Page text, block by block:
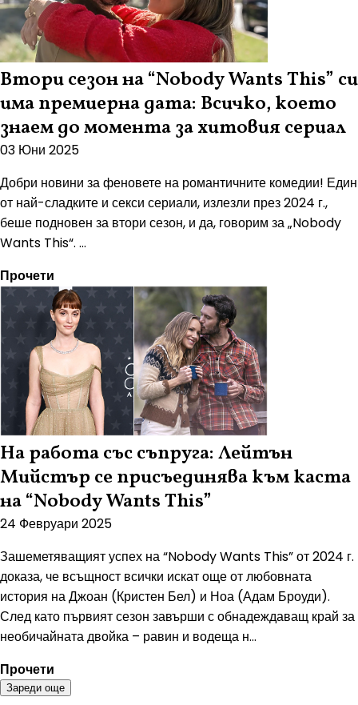
Втори сезон на “Nobody Wants This” си
има премиерна дата: Всичко, което
знаем до момента за хитовия сериал
03 Юни 2025
Добри новини за феновете на романтичните комедии! Един
от най-сладките и секси сериали, излезли през 2024 г.,
беше подновен за втори сезон, и да, говорим за „Nobody
Wants This“. ...
Прочети
На работа със съпруга: Лейтън
Мийстър се присъединява към каста
на “Nobody Wants This”
24 Февруари 2025
Зашеметяващият успех на “Nobody Wants This” от 2024 г.
доказа, че всъщност всички искат още от любовната
история на Джоан (Кристен Бел) и Ноа (Адам Броуди).
След като първият сезон завърши с обнадеждаващ край за
необичайната двойка – равин и водеща н...
Прочети
Зареди още